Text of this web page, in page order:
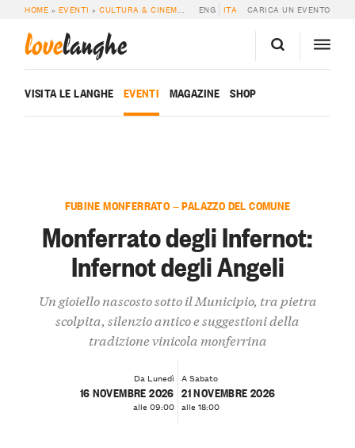
HOME » EVENTI »CULTURA & CINEMA » MONFERRATO DEGLI INFERNOT:
ENG ITA CARICA UN EVENTO
lovelanghe
VISITA LE LANGHE EVENTI MAGAZINE SHOP
FUBINE MONFERRATO — PALAZZO DEL COMUNE
Monferrato degli Infernot:
Infernot degli Angeli
Un gioiello nascosto sotto il Municipio, tra pietra
scolpita, silenzio antico e suggestioni della
tradizione vinicola monferrina
Da Lunedì
16 NOVEMBRE 2026
alle 09:00
A Sabato
21 NOVEMBRE 2026
alle 18:00